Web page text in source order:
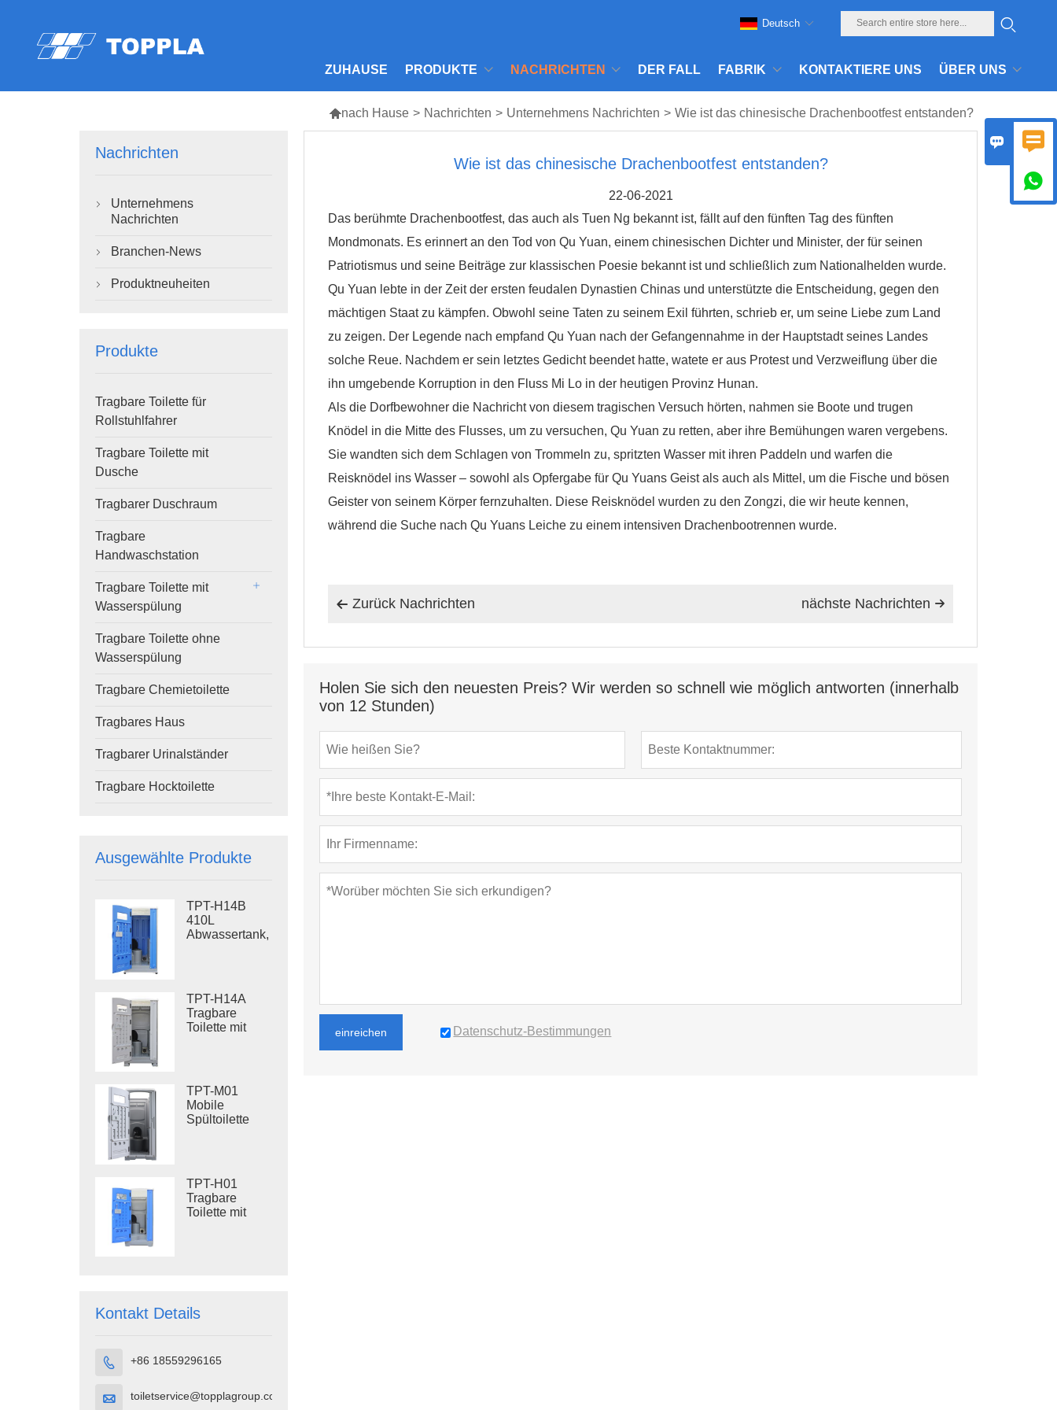
ZUHAUSE PRODUKTE NACHRICHTEN DER FALL FABRIK KONTAKTIERE UNS ÜBER UNS
Deutsch
nach Hause > Nachrichten > Unternehmens Nachrichten > Wie ist das chinesische Drachenbootfest entstanden?
Nachrichten

Unternehmens
Nachrichten
 Branchen-News
 Produktneuheiten
Produkte
Tragbare Toilette für
Rollstuhlfahrer
Tragbare Toilette mit
Dusche
Tragbarer Duschraum
Tragbare
Handwaschstation
Tragbare Toilette mit
Wasserspülung
Tragbare Toilette ohne
Wasserspülung
Tragbare Chemietoilette
Tragbares Haus
Tragbarer Urinalständer
Tragbare Hocktoilette
Ausgewählte Produkte
TPT-H14B
410L
Abwassertank,
Baustellentoilette
TPT-H14A
Tragbare
Toilette mit
für den
Außenbereich
TPT-M01
Mobile
Spültoilette
TPT-H01
Tragbare
Toilette mit
Kontakt Details
 +86 18559296165
 toiletservice@topplagroup.com
Wie ist das chinesische Drachenbootfest entstanden?
22-06-2021
Das berühmte Drachenbootfest, das auch als Tuen Ng bekannt ist, fällt auf den fünften Tag des fünften
Mondmonats. Es erinnert an den Tod von Qu Yuan, einem chinesischen Dichter und Minister, der für seinen
Patriotismus und seine Beiträge zur klassischen Poesie bekannt ist und schließlich zum Nationalhelden wurde.
Qu Yuan lebte in der Zeit der ersten feudalen Dynastien Chinas und unterstützte die Entscheidung, gegen den
mächtigen Staat zu kämpfen. Obwohl seine Taten zu seinem Exil führten, schrieb er, um seine Liebe zum Land
zu zeigen. Der Legende nach empfand Qu Yuan nach der Gefangennahme in der Hauptstadt seines Landes
solche Reue. Nachdem er sein letztes Gedicht beendet hatte, watete er aus Protest und Verzweiflung über die
ihn umgebende Korruption in den Fluss Mi Lo in der heutigen Provinz Hunan.
Als die Dorfbewohner die Nachricht von diesem tragischen Versuch hörten, nahmen sie Boote und trugen
Knödel in die Mitte des Flusses, um zu versuchen, Qu Yuan zu retten, aber ihre Bemühungen waren vergebens.
Sie wandten sich dem Schlagen von Trommeln zu, spritzten Wasser mit ihren Paddeln und warfen die
Reisknödel ins Wasser – sowohl als Opfergabe für Qu Yuans Geist als auch als Mittel, um die Fische und bösen
Geister von seinem Körper fernzuhalten. Diese Reisknödel wurden zu den Zongzi, die wir heute kennen,
während die Suche nach Qu Yuans Leiche zu einem intensiven Drachenbootrennen wurde.
 Zurück Nachrichten 
nächste Nachrichten
Holen Sie sich den neuesten Preis? Wir werden so schnell wie möglich antworten (innerhalb
von 12 Stunden)
einreichen Datenschutz-Bestimmungen
 
